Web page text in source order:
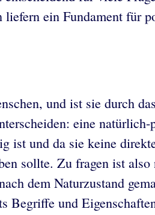
ein Fundament für
und ist sie durch
eine
ist und da sie keine
sollte. Zu fragen ist
dem Naturzustand
Begriffe und